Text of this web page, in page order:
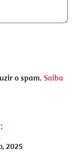
o spam. Saiba
2025